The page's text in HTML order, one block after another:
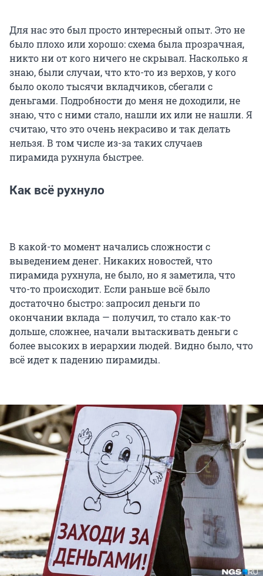
Для нас это был просто интересный опыт. Это не
было плохо или хорошо: схема была прозрачная,
никто ни от кого ничего не скрывал. Насколько я
знаю, были случаи, что кто-то из верхов, у кого
было около тысячи вкладчиков, сбегали с
деньгами. Подробности до меня не доходили, не
знаю, что с ними стало, нашли их или не нашли. Я
считаю, что это очень некрасиво и так делать
нельзя. В том числе из-за таких случаев
пирамида рухнула быстрее.
Как всё рухнуло
В какой-то момент начались сложности с
выведением денег. Никаких новостей, что
пирамида рухнула, не было, но я заметила, что
что-то происходит. Если раньше всё было
достаточно быстро: запросил деньги по
окончании вклада — получил, то стало как-то
дольше, сложнее, начали вытаскивать деньги с
более высоких в иерархии людей. Видно было, что
всё идет к падению пирамиды.